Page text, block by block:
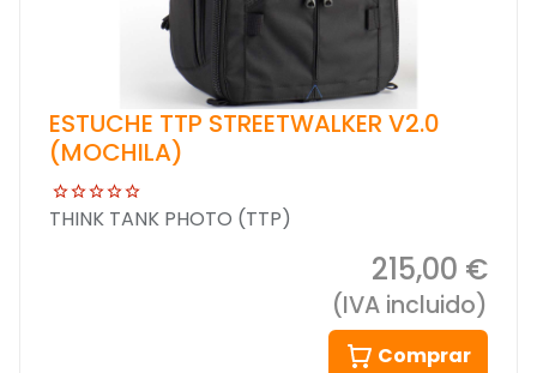
ESTUCHE TTP STREETWALKER V2.0
(MOCHILA)
THINK TANK PHOTO (TTP)
215,00 €
(IVA incluido)
Comprar